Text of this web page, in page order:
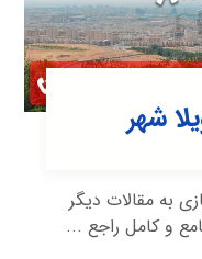
شهر
به مقالات دیگر
و کامل راجع ...